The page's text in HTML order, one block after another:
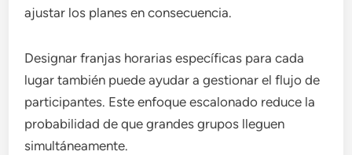
ajustar los planes en consecuencia.
Designar franjas horarias específicas para cada
lugar también puede ayudar a gestionar el flujo de
participantes. Este enfoque escalonado reduce la
probabilidad de que grandes grupos lleguen
simultáneamente.